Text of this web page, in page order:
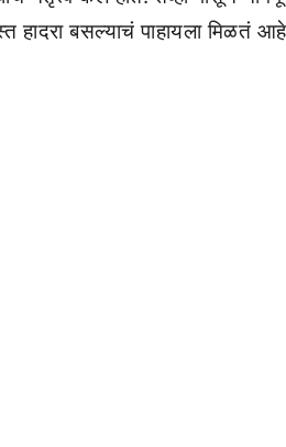
हादरा बसल्याचं पाहायला मिळतं